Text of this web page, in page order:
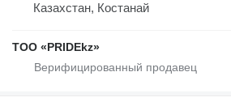
Казахстан, Костанай
ТОО «PRIDEkz»